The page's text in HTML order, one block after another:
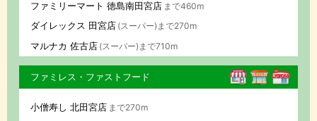
ファミリーマート 徳島南田宮店 まで460m
ダイレックス 田宮店 (スーパー)まで270m
マルナカ 佐古店 (スーパー)まで710m
ファミレス・ファストフード
小僧寿し 北田宮店 まで270m